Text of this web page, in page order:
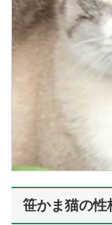
笹かま猫の性